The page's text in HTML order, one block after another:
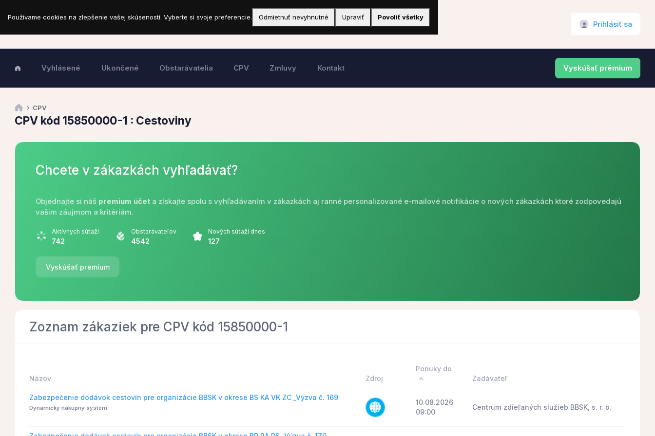
Prihlásiť sa
Vyhlásené Ukončené Obstarávatelia CPV Zmluvy Kontakt Vyskúšať prémium
CPV
CPV kód 15850000-1 : Cestoviny
Chcete v zákazkách vyhľadávať?
Objednajte si náš premium účet a získajte spolu s vyhľadávaním v zákazkách aj ranné personalizované e-mailové notifikácie o nových zákazkách ktoré zodpovedajú
vašim záujmom a kritériám.
Aktívnych súťaží
742
Obstarávateľov
4542
Nových súťaží dnes
127
Vyskúšať premium
Zoznam zákaziek pre CPV kód 15850000-1
Názov Zdroj
Ponuky do
Zadávateľ
Zabezpečenie dodávok cestovín pre organizácie BBSK v okrese BS KA VK ZC _Výzva č. 169
Dynamický nákupný systém
10.08.2026
09:00
Centrum zdieľaných služieb BBSK, s. r. o.
Používame cookies na zlepšenie vašej skúsenosti. Vyberte si svoje preferencie. Odmietnuť nevyhnutné Upraviť Povoliť všetky